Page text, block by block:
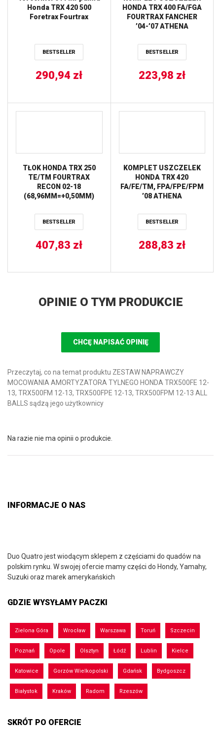
Honda TRX 420 500
Foretrax Fourtrax
BESTSELLER
290,94 zł
HONDA TRX 400 FA/FGA
FOURTRAX FANCHER
’04-’07 ATHENA
BESTSELLER
223,98 zł
TŁOK HONDA TRX 250
TE/TM FOURTRAX
RECON 02-18
(68,96MM=+0,50MM)
BESTSELLER
407,83 zł
KOMPLET USZCZELEK
HONDA TRX 420
FA/FE/TM, FPA/FPE/FPM
’08 ATHENA
BESTSELLER
288,83 zł
OPINIE O TYM PRODUKCIE
CHCĘ NAPISAĆ OPINIĘ
Przeczytaj, co na temat produktu ZESTAW NAPRAWCZY
MOCOWANIA AMORTYZATORA TYLNEGO HONDA TRX500FE 12-
13, TRX500FM 12-13, TRX500FPE 12-13, TRX500FPM 12-13 ALL
BALLS sądzą jego użytkownicy
Na razie nie ma opinii o produkcie.
INFORMACJE O NAS
Duo Quatro jest wiodącym sklepem z częściami do quadów na
polskim rynku. W swojej ofercie mamy części do Hondy, Yamahy,
Suzuki oraz marek amerykańskich
GDZIE WYSYŁAMY PACZKI
Zielona Góra Wrocław Warszawa Toruń Szczecin
Poznań Opole Olsztyn Łódź Lublin Kielce
Katowice Gorzów Wielkopolski Gdańsk Bydgoszcz
Białystok Kraków Radom Rzeszów
SKRÓT PO OFERCIE